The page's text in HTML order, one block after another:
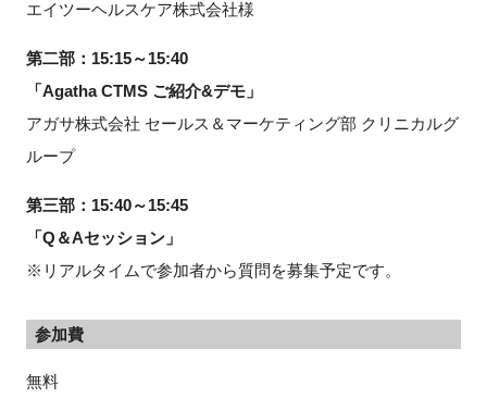
エイツーヘルスケア株式会社様
第二部：15:15～15:40
「Agatha CTMS ご紹介&デモ」
アガサ株式会社 セールス＆マーケティング部 クリニカルグ
ループ
第三部：15:40～15:45
「Q＆Aセッション」
※リアルタイムで参加者から質問を募集予定です。
参加費
無料